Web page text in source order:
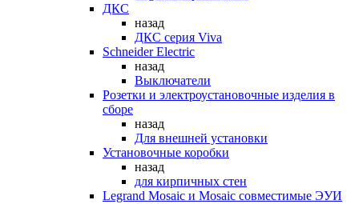
ДКС
назад
ДКС серия Viva
Schneider Electric
назад
Выключатели
Розетки и электроустановочные изделия в
сборе
назад
Для внешней установки
Установочные коробки
назад
для кирпичных стен
Legrand Mosaic и Mosaic совместимые ЭУИ